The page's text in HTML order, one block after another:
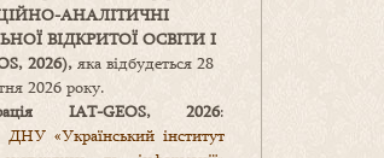
АНАЛІТИЧНІ
ВІДКРИТОЇ ОСВІТИ І
2026), яка відбудеться 28
2026 року.
IAT-GEOS, 2026:
«Український інститут